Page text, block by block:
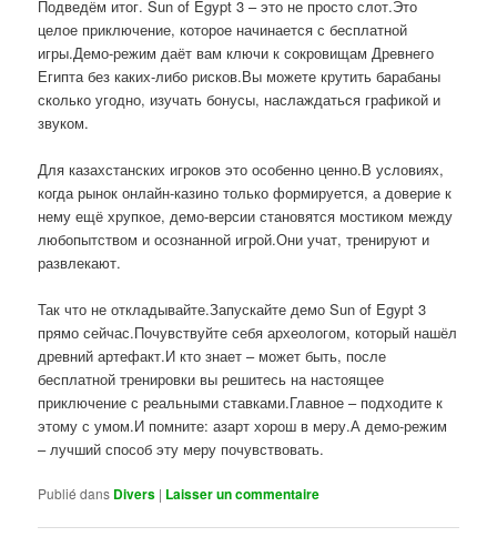
Подведём итог. Sun of Egypt 3 – это не просто слот.Это
целое приключение, которое начинается с бесплатной
игры.Демо-режим даёт вам ключи к сокровищам Древнего
Египта без каких-либо рисков.Вы можете крутить барабаны
сколько угодно, изучать бонусы, наслаждаться графикой и
звуком.
Для казахстанских игроков это особенно ценно.В условиях,
когда рынок онлайн-казино только формируется, а доверие к
нему ещё хрупкое, демо-версии становятся мостиком между
любопытством и осознанной игрой.Они учат, тренируют и
развлекают.
Так что не откладывайте.Запускайте демо Sun of Egypt 3
прямо сейчас.Почувствуйте себя археологом, который нашёл
древний артефакт.И кто знает – может быть, после
бесплатной тренировки вы решитесь на настоящее
приключение с реальными ставками.Главное – подходите к
этому с умом.И помните: азарт хорош в меру.А демо-режим
– лучший способ эту меру почувствовать.
Publié dans Divers | Laisser un commentaire